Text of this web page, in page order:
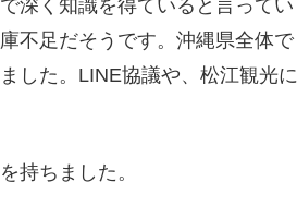
深く知識を得ていると言ってい
不足だそうです。沖縄県全体で
した。LINE協議や、松江観光に
持ちました。